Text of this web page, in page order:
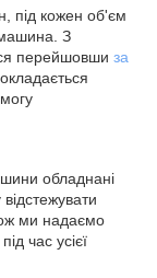
під кожен об'єм
З
перейшовши за
обладнані
ми надаємо
час усієї